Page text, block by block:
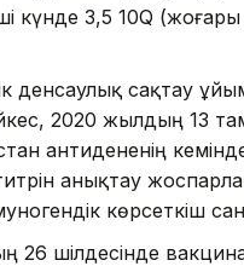
күнде 3,5 10Q
денсаулық сақтау
2020 жылдың 13
антидененің
анықтау
көрсеткіш
26 шілдесінде